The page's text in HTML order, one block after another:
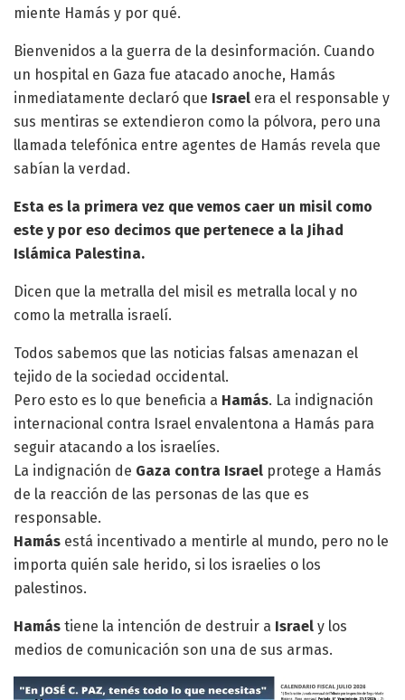
miente Hamás y por qué.
Bienvenidos a la guerra de la desinformación. Cuando
un hospital en Gaza fue atacado anoche, Hamás
inmediatamente declaró que Israel era el responsable y
sus mentiras se extendieron como la pólvora, pero una
llamada telefónica entre agentes de Hamás revela que
sabían la verdad.
Esta es la primera vez que vemos caer un misil como
este y por eso decimos que pertenece a la Jihad
Islámica Palestina.
Dicen que la metralla del misil es metralla local y no
como la metralla israelí.
Todos sabemos que las noticias falsas amenazan el
tejido de la sociedad occidental.
Pero esto es lo que beneficia a Hamás. La indignación
internacional contra Israel envalentona a Hamás para
seguir atacando a los israelíes.
La indignación de Gaza contra Israel protege a Hamás
de la reacción de las personas de las que es
responsable.
Hamás está incentivado a mentirle al mundo, pero no le
importa quién sale herido, si los israelies o los
palestinos.
Hamás tiene la intención de destruir a Israel y los
medios de comunicación son una de sus armas.